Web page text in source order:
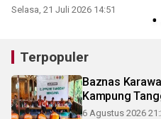
Selasa, 21 Juli 2026 14:51
Terpopuler
Baznas
Kampung
6 Agustus 2026